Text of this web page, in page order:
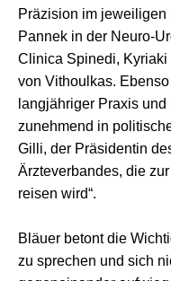
Präzision im
Pannek in der Neuro-
Clinica Spinedi,
von Vithoulkas.
langjähriger Praxis
zunehmend in
Gilli, der Präsidentin
Ärzteverbandes, die
reisen wird“.
Bläuer betont die
zu sprechen und sich